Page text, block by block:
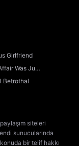
Girlfriend
Was Just
Betrothal
siteleri
sunucularında
bir telif hakkı